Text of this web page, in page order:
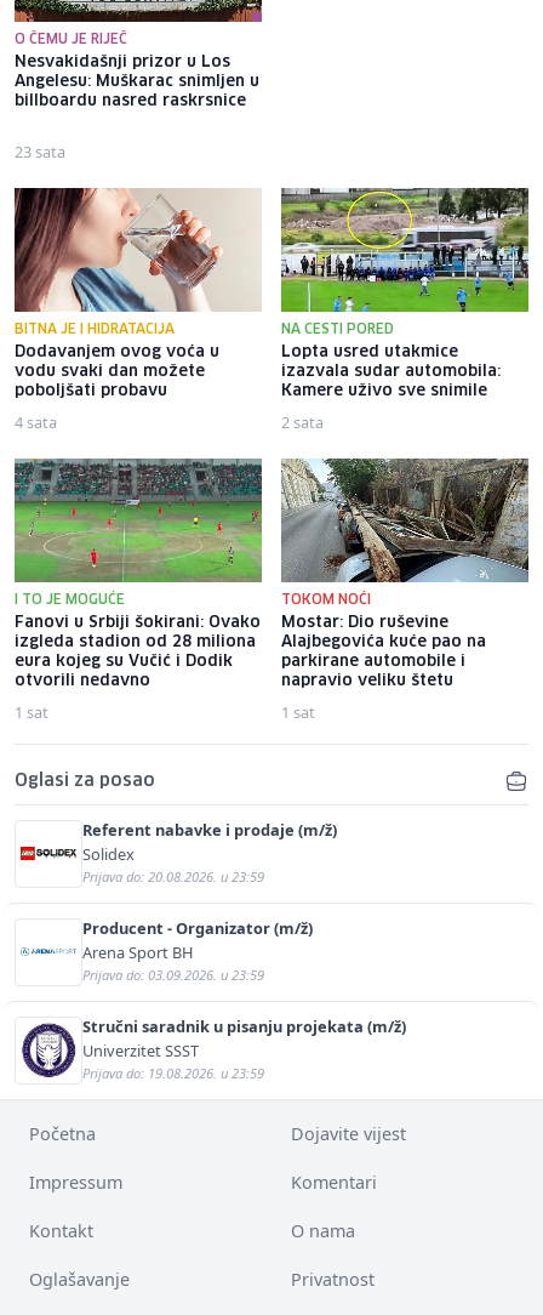
O ČEMU JE RIJEČ
Nesvakidašnji prizor u Los
Angelesu: Muškarac snimljen u
billboardu nasred raskrsnice
23 sata
BITNA JE I HIDRATACIJA
Dodavanjem ovog voća u
vodu svaki dan možete
poboljšati probavu
4 sata
NA CESTI PORED
Lopta usred utakmice
izazvala sudar automobila:
Kamere uživo sve snimile
2 sata
I TO JE MOGUĆE
Fanovi u Srbiji šokirani: Ovako
izgleda stadion od 28 miliona
eura kojeg su Vučić i Dodik
otvorili nedavno
1 sat
TOKOM NOĆI
Mostar: Dio ruševine
Alajbegovića kuće pao na
parkirane automobile i
napravio veliku štetu
1 sat
Oglasi za posao
Referent nabavke i prodaje (m/ž)
Solidex
Prijava do: 20.08.2026. u 23:59
Producent - Organizator (m/ž)
Arena Sport BH
Prijava do: 03.09.2026. u 23:59
Stručni saradnik u pisanju projekata (m/ž)
Univerzitet SSST
Prijava do: 19.08.2026. u 23:59
Početna Dojavite vijest
Impressum Komentari
Kontakt O nama
Oglašavanje Privatnost